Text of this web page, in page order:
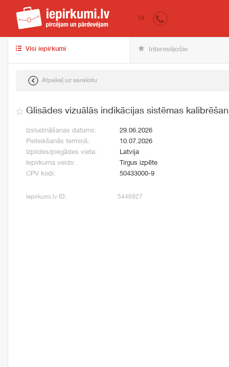
iepirkumi.lv
LV
Visi iepirkumi Interesējošie
Atpakaļ uz sarakstu
Glisādes vizuālās indikācijas sistēmas
Izsludināšanas datums:
29.06.2026
Pieteikšanās termiņš:
10.07.2026
Izpildes/piegādes vieta:
Latvija
Iepirkuma veids:
Tirgus izpēte
CPV kodi:
50433000-9
Iepirkumi.lv ID: 5446927